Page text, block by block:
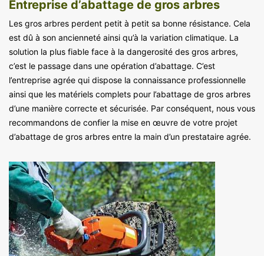
Entreprise d’abattage de gros arbres
Les gros arbres perdent petit à petit sa bonne résistance. Cela
est dû à son ancienneté ainsi qu’à la variation climatique. La
solution la plus fiable face à la dangerosité des gros arbres,
c’est le passage dans une opération d’abattage. C’est
l’entreprise agrée qui dispose la connaissance professionnelle
ainsi que les matériels complets pour l’abattage de gros arbres
d’une manière correcte et sécurisée. Par conséquent, nous vous
recommandons de confier la mise en œuvre de votre projet
d’abattage de gros arbres entre la main d’un prestataire agrée.